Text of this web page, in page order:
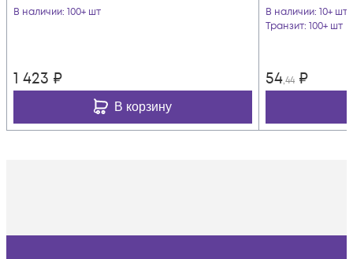
В наличии: 100+ шт
1 423 ₽
В корзину
В наличии: 10+ шт
Транзит: 100+ шт
54,44 ₽